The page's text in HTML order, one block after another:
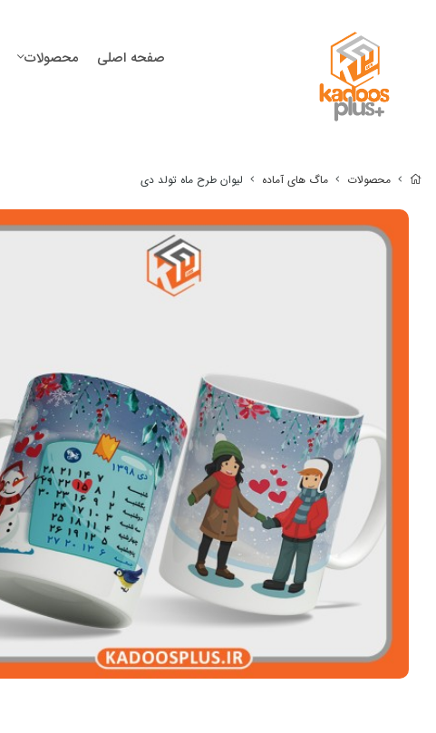
صفحه اصلی محصولات
محصولات ماگ های آماده لیوان طرح ماه تولد دی